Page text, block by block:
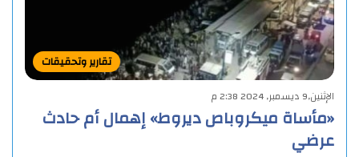
تقارير وتحقيقات
الإثنين,9 ديسمبر, 2024 2:38 م
«مأساة ميكروباص ديروط» إهمال أم حادث
عرضي